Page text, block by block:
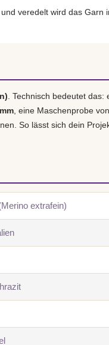
veredelt wird das Garn
. Technisch bedeutet
, eine Maschenprobe von
So lässt sich dein
extrafein)